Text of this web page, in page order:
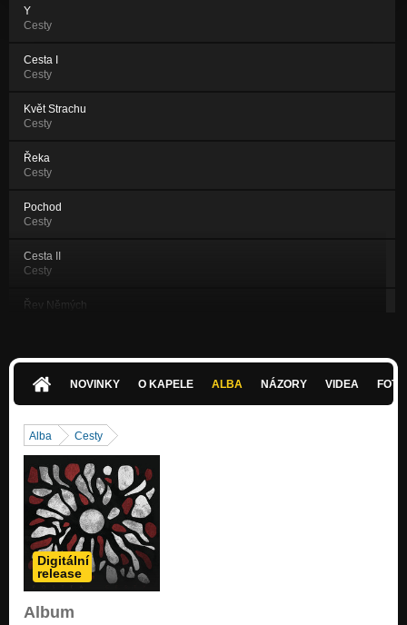
Y
Cesty
Cesta I
Cesty
Květ Strachu
Cesty
Řeka
Cesty
Pochod
Cesty
Cesta II
Cesty
Řev Němých
Hodina Hyen
Popros Bestii
Město
Síla Davu
Město
NOVINKY O KAPELE ALBA NÁZORY VIDEA
Alba Cesty
Digitální
release
Album